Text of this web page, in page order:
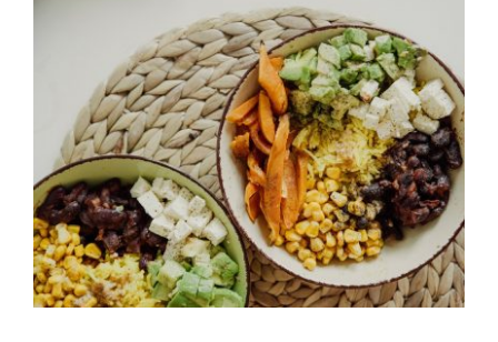
Mekkora szerepe van a
táplálkozásnak?
Egészségtervezés